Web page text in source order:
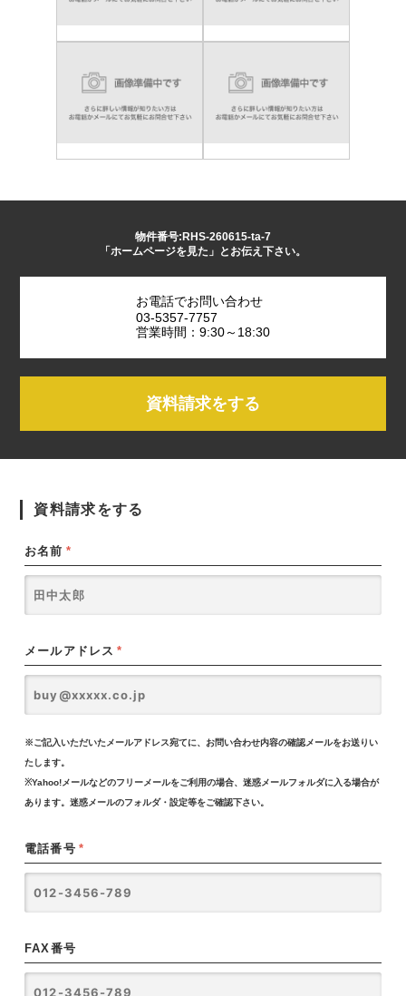
物件番号:RHS-260615-ta-7
「ホームページを見た」とお伝え下さい。
お電話でお問い合わせ
03-5357-7757
営業時間：9:30～18:30
資料請求をする
資料請求をする
お名前 *
メールアドレス *
※ご記入いただいたメールアドレス宛てに、お問い合わせ内容の確認メールをお送りい
たします。
※Yahoo!メールなどのフリーメールをご利用の場合、迷惑メールフォルダに入る場合が
あります。迷惑メールのフォルダ・設定等をご確認下さい。
電話番号 *
FAX番号